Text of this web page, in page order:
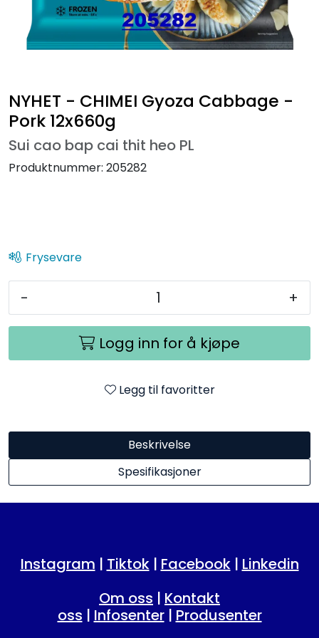
NYHET - CHIMEI Gyoza Cabbage -
Pork 12x660g
Sui cao bap cai thit heo PL
Produktnummer: 205282
Frysevare
- +
Logg inn for å kjøpe
Legg til favoritter
Beskrivelse
Spesifikasjoner
Instagram | Tiktok| Facebook| Linkedin
Om oss | Kontakt
oss | Infosenter| Produsenter